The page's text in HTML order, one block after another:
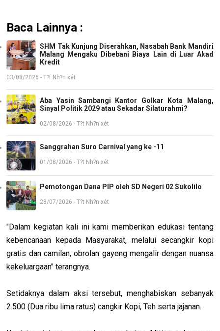
Baca Lainnya :
SHM Tak Kunjung Diserahkan, Nasabah Bank Mandiri
Malang Mengaku Dibebani Biaya Lain di Luar Akad
Kredit
03/08/2026 - T?t Nh?n xét
Aba Yasin Sambangi Kantor Golkar Kota Malang,
Sinyal Politik 2029 atau Sekadar Silaturahmi?
02/08/2026 - T?t Nh?n xét
Sanggrahan Suro Carnival yang ke -11
01/08/2026 - T?t Nh?n xét
Pemotongan Dana PIP oleh SD Negeri 02 Sukolilo
28/07/2026 - T?t Nh?n xét
"Dalam kegiatan kali ini kami memberikan edukasi tentang
kebencanaan kepada Masyarakat, melalui secangkir kopi
gratis dan camilan, obrolan gayeng mengalir dengan nuansa
kekeluargaan" terangnya.
Setidaknya dalam aksi tersebut, menghabiskan sebanyak
2.500 (Dua ribu lima ratus) cangkir Kopi, Teh serta jajanan.